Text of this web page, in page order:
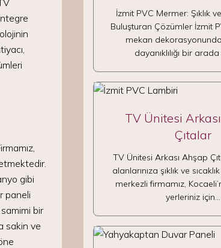
gibi
paneli
bir
sakin ve
İzmit PVC Mermer: Şıklık ve
Buluşturan Çözümler İzmit
mekan
dayanıklılığı bir
TV Ünitesi
Çıtalar
TV Ünitesi Arkası Ahşap
alanlarınıza şıklık ve
merkezli firmamız,
yerleriniz için…